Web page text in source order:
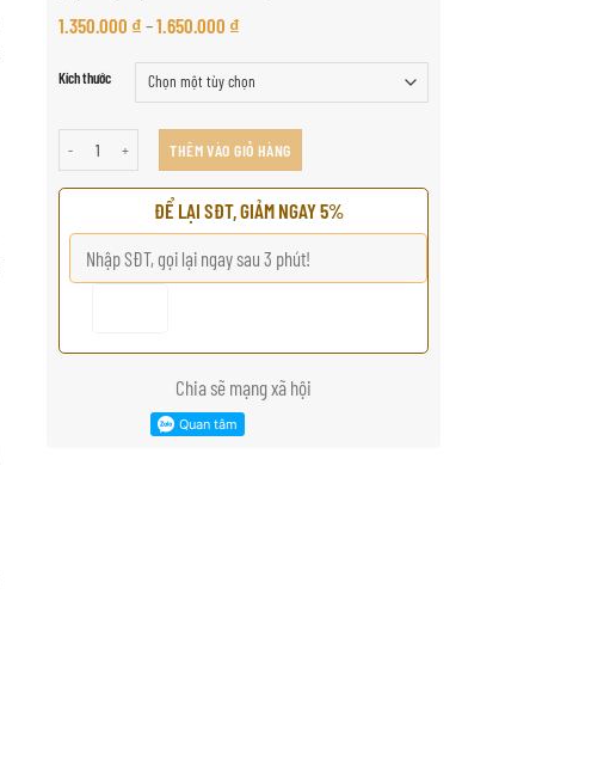
1.350.000 ₫ –1.650.000 ₫
Kích thước
沉香木手链 108 颗越南森林托克珠 số lượng
THÊM VÀO GIỎ HÀNG
ĐỂ LẠI SĐT, GIẢM NGAY 5%
Chia sẽ mạng xã hội